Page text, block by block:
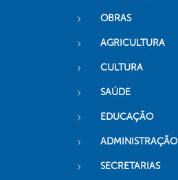
OBRAS
AGRICULTURA
CULTURA
SAÚDE
EDUCAÇÃO
ADMINISTRAÇÃO
SECRETARIAS